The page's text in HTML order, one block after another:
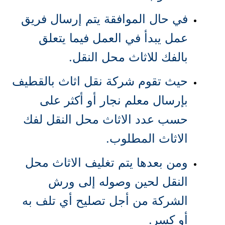
في حال الموافقة يتم إرسال فريق
عمل يبدأ في العمل فيما يتعلق
بالفك للاثاث محل النقل.
حيث تقوم شركة نقل اثاث بالقطيف
بإرسال معلم نجار أو أكثر على
حسب عدد الاثاث محل النقل لفك
الاثاث المطلوب.
ومن بعدها يتم تغليف الاثاث محل
النقل لحين وصوله إلى ورش
الشركة من أجل تصليح أي تلف به
أو كسر.